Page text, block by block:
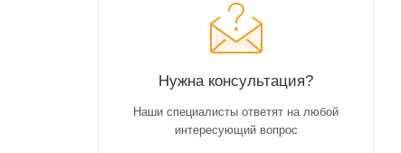
Нужна консультация?
Наши специалисты ответят на любой
интересующий вопрос